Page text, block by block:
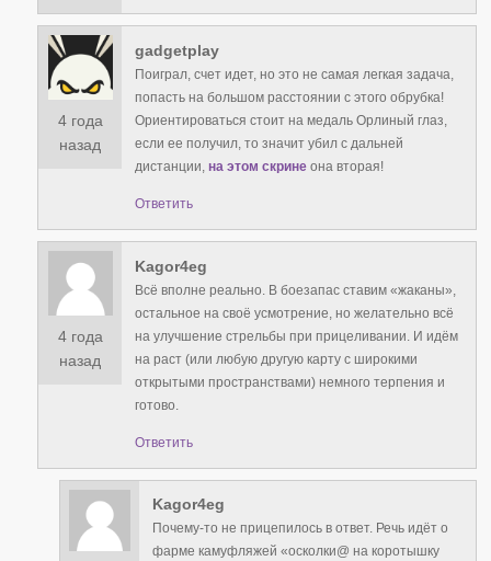
4 года
назад
gadgetplay
Поиграл, счет идет, но это не самая легкая задача,
попасть на большом расстоянии с этого обрубка!
Ориентироваться стоит на медаль Орлиный глаз,
если ее получил, то значит убил с дальней
дистанции,на этом скрине она вторая!
Ответить
4 года
назад
Kagor4eg
Всё вполне реально. В боезапас ставим «жаканы»,
остальное на своё усмотрение, но желательно всё
на улучшение стрельбы при прицеливании. И идём
на раст (или любую другую карту с широкими
открытыми пространствами) немного терпения и
готово.
Ответить
Kagor4eg
Почему-то не прицепилось в ответ. Речь идёт о
фарме камуфляжей «осколки@ на коротышку